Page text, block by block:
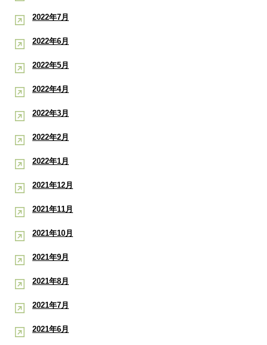
2022年7月
2022年6月
2022年5月
2022年4月
2022年3月
2022年2月
2022年1月
2021年12月
2021年11月
2021年10月
2021年9月
2021年8月
2021年7月
2021年6月